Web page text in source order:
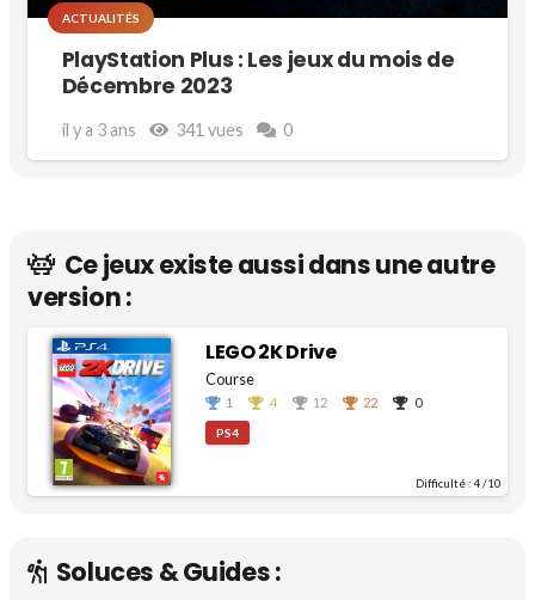
ACTUALITÉS
PlayStation Plus : Les jeux du mois de
Décembre 2023
il y a 3 ans 341 vues 0
Ce jeux existe aussi dans une autre
version :
LEGO 2K Drive
Course
1 4 12 22 0
PS4
Difficulté :4/10
Soluces & Guides :